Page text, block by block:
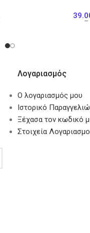
–
Λογαριασμός
Ο λογαριασμός μου
Ιστορικό
Ξέχασα τον κωδικό
Στοιχεία